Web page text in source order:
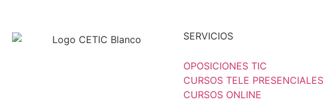
SERVICIOS
OPOSICIONES TIC
CURSOS TELE PRESENCIALES
CURSOS ONLINE